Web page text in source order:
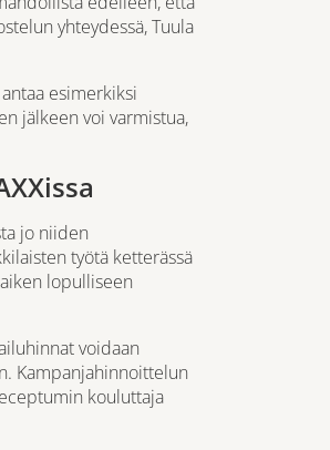
yhteydessä, Tuula
esimerkiksi
jälkeen voi varmistua,
jo niiden
työtä ketterässä
lopulliseen
voidaan
Kampanjahinnoittelun
kouluttaja